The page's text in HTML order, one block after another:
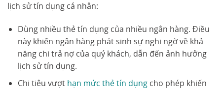
lịch sử tín dụng cá nhân:
Dùng nhiều thẻ tín dụng của nhiều ngân hàng. Điều
này khiến ngân hàng phát sinh sự nghi ngờ về khả
năng chi trả nợ của quý khách, dẫn đến ảnh hưởng
lịch sử tín dụng.
Chi tiêu vượt hạn mức thẻ tín dụngcho phép khiến